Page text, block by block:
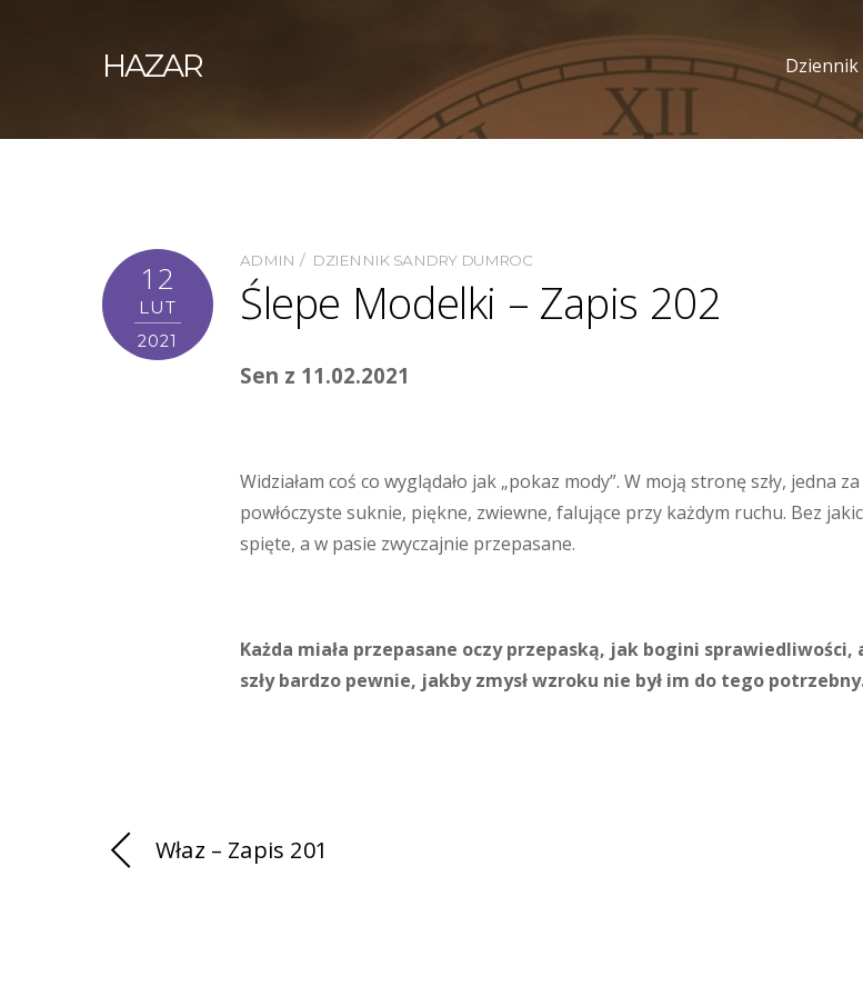
HAZAR
12
LUT
2021
ADMIN DZIENNIK SANDRY DUMROC
Ślepe Modelki – Zapis 202
Sen z 11.02.2021
Widziałam coś co wyglądało jak „pokaz mody”. W moją stronę szły,
powłóczyste suknie, piękne, zwiewne, falujące przy każdym ruchu. Bez
spięte, a w pasie zwyczajnie przepasane.
Każda miała przepasane oczy przepaską, jak bogini
szły bardzo pewnie, jakby zmysł wzroku nie był im do tego
Właz – Zapis 201